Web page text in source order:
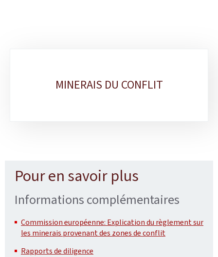
MINERAIS DU CONFLIT
Pour en savoir plus
Informations complémentaires
Commission européenne: Explication du règlement sur
les minerais provenant des zones de conflit
Rapports de diligence